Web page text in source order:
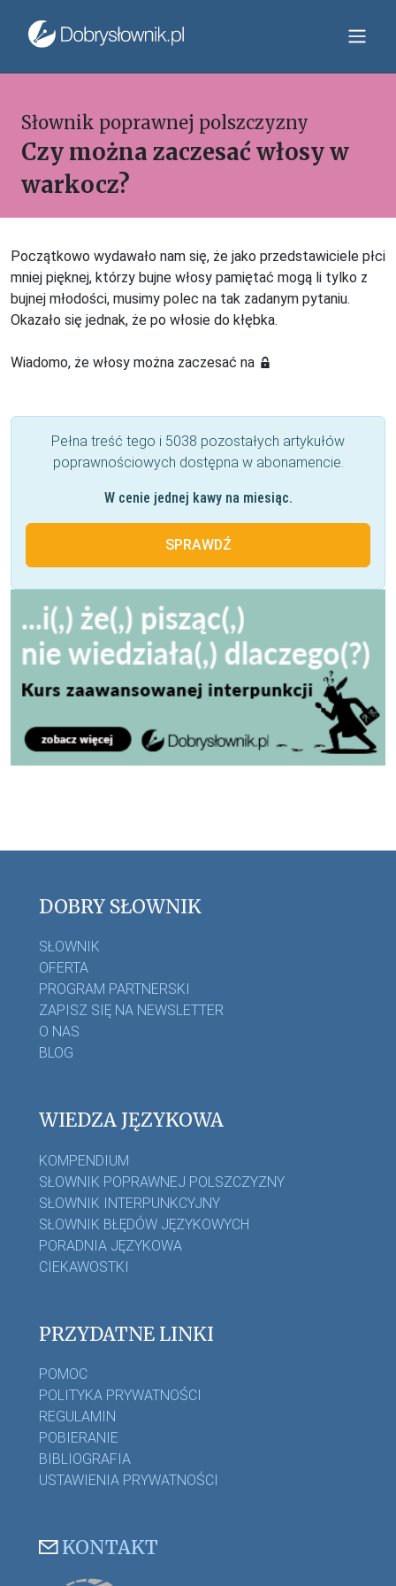
Słownik poprawnej polszczyzny
Czy można zaczesać włosy w
warkocz?
Początkowo wydawało nam się, że jako przedstawiciele płci
mniej pięknej, którzy bujne włosy pamiętać mogą li tylko z
bujnej młodości, musimy polec na tak zadanym pytaniu.
Okazało się jednak, że po włosie do kłębka.
Wiadomo, że włosy można zaczesać na
Pełna treść tego i 5038 pozostałych artykułów
poprawnościowych dostępna w abonamencie.
W cenie jednej kawy na miesiąc.
SPRAWDŹ
DOBRY SŁOWNIK
SŁOWNIK
OFERTA
PROGRAM PARTNERSKI
ZAPISZ SIĘ NA NEWSLETTER
O NAS
BLOG
WIEDZA JĘZYKOWA
KOMPENDIUM
SŁOWNIK POPRAWNEJ POLSZCZYZNY
SŁOWNIK INTERPUNKCYJNY
SŁOWNIK BŁĘDÓW JĘZYKOWYCH
PORADNIA JĘZYKOWA
CIEKAWOSTKI
PRZYDATNE LINKI
POMOC
POLITYKA PRYWATNOŚCI
REGULAMIN
POBIERANIE
BIBLIOGRAFIA
USTAWIENIA PRYWATNOŚCI
KONTAKT